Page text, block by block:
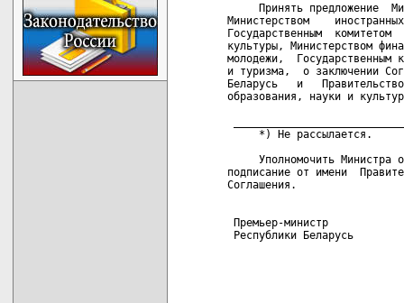
Принять предложение
Министерством
Государственным
культуры, Министерством
молодежи,  Государственным
и туризма,  о заключении
Беларусь   и
образования, науки и
     *) Не рассылается.
Уполномочить Министра
подписание от имени
Соглашения.
Премьер-министр
Республики